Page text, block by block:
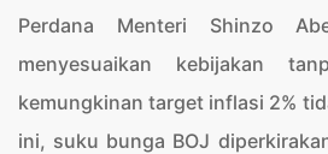
Perdana Menteri Shinzo
menyesuaikan kebijakan
kemungkinan target inflasi 2%
ini, suku bunga BOJ